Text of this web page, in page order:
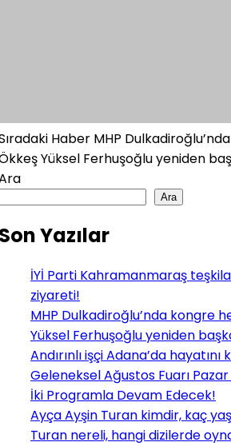
Haber MHP
Yüksel Ferhuşoğlu yeniden
Ara
Yazılar
İYİ Parti Kahramanmaraş
ziyareti!
MHP Dulkadiroğlu’nda kongre
Yüksel Ferhuşoğlu yeniden
Andırınlı işçi Adana’da
Geleneksel Ağustos Fuarı
İki Programla Devam Edecek!
Ayça Ayşin Turan kimdir, kaç
Turan nereli, hangi dizilerde